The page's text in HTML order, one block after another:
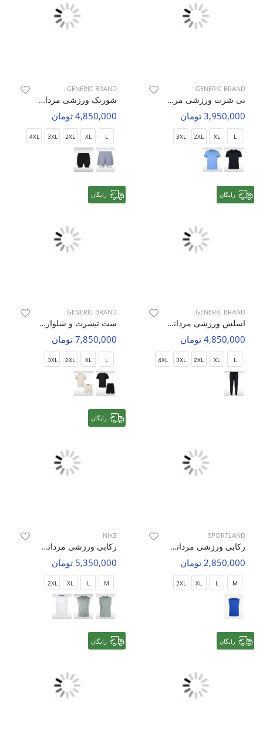
GENERIC BRAND
تی شرت ورزشی مردانه بدون برند Apex Motion M
3,950,000 تومان
L
XL
2XL
3XL
GENERIC BRAND
شورتک ورزشی مردانه بدون برند Flex Runner M
4,850,000 تومان
L
XL
2XL
3XL
4XL
رایگان
GENERIC BRAND
اسلش ورزشی مردانه بدون برند Urban Spirit M
4,850,000 تومان
L
XL
2XL
3XL
4XL
رایگان
GENERIC BRAND
ست تیشرت و شلوارک ورزشی مردانه بدون برند Active Spirit M
7,850,000 تومان
L
XL
2XL
3XL
SPORTLAND
رکابی ورزشی مردانه اسپورتلند Air Flex M
2,850,000 تومان
M
L
XL
2XL
رایگان
NIKE
رکابی ورزشی مردانه نایک Nike Aero Rush M
5,350,000 تومان
M
L
XL
2XL
رایگان رایگان